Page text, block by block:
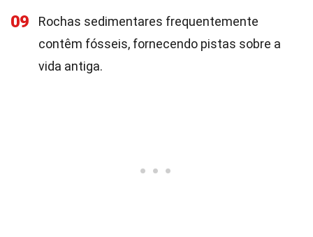
09
Rochas sedimentares frequentemente
contêm fósseis, fornecendo pistas sobre a
vida antiga.